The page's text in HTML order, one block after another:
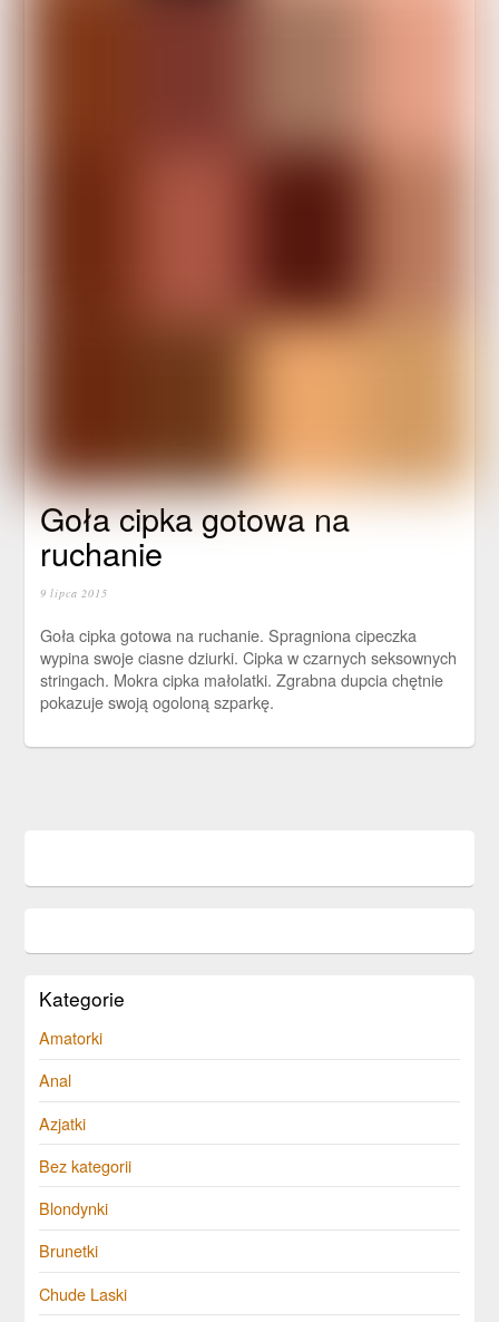
Goła cipka gotowa na
ruchanie
9 lipca 2015
Goła cipka gotowa na ruchanie. Spragniona cipeczka
wypina swoje ciasne dziurki. Cipka w czarnych seksownych
stringach. Mokra cipka małolatki. Zgrabna dupcia chętnie
pokazuje swoją ogoloną szparkę.
Kategorie
Amatorki
Anal
Azjatki
Bez kategorii
Blondynki
Brunetki
Chude Laski